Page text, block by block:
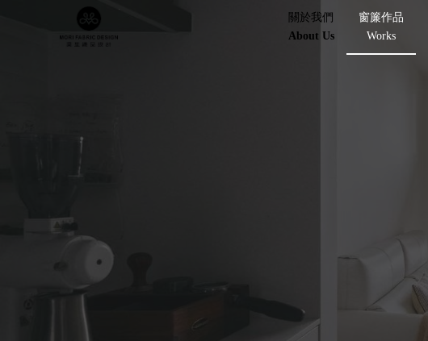
.
關於我們
About Us
窗簾作品
Works